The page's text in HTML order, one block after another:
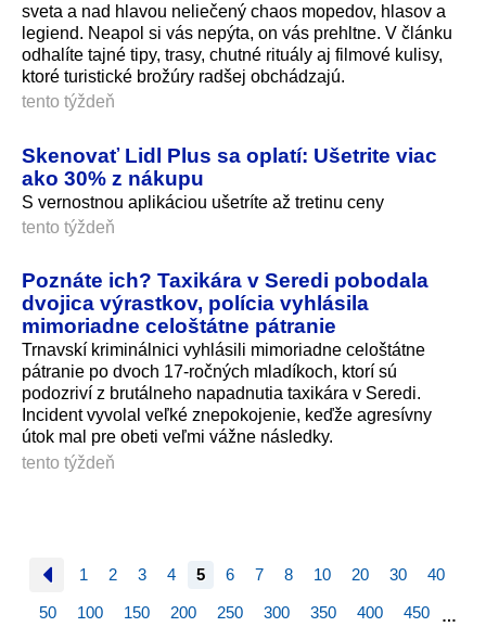
sveta a nad hlavou neliečený chaos mopedov, hlasov a
legiend. Neapol si vás nepýta, on vás prehltne. V článku
odhalíte tajné tipy, trasy, chutné rituály aj filmové kulisy,
ktoré turistické brožúry radšej obchádzajú.
tento týždeň
Skenovať Lidl Plus sa oplatí: Ušetrite viac
ako 30% z nákupu
S vernostnou aplikáciou ušetríte až tretinu ceny
tento týždeň
Poznáte ich? Taxikára v Seredi pobodala
dvojica výrastkov, polícia vyhlásila
mimoriadne celoštátne pátranie
Trnavskí kriminálnici vyhlásili mimoriadne celoštátne
pátranie po dvoch 17-ročných mladíkoch, ktorí sú
podozriví z brutálneho napadnutia taxikára v Seredi.
Incident vyvolal veľké znepokojenie, keďže agresívny
útok mal pre obeti veľmi vážne následky.
tento týždeň
1 2 3 4 5 6 7 8 10 20 30 40
50 100 150 200 250 300 350 400 450 …